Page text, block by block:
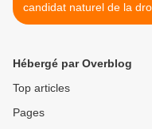
candidat naturel de la
nationale » - Thomas
Hébergé par Overblog
Top articles
Pages